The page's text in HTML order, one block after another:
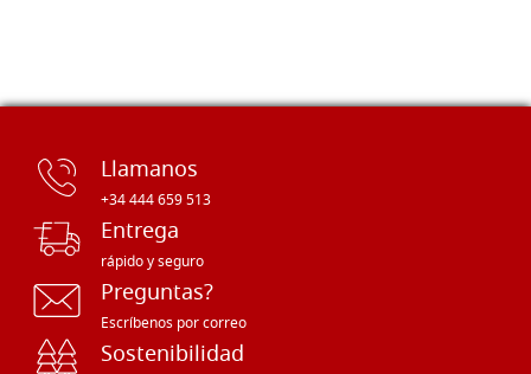
Llamanos
+34 444 659 513
Entrega
rápido y seguro
Preguntas?
Escríbenos por correo
Sostenibilidad